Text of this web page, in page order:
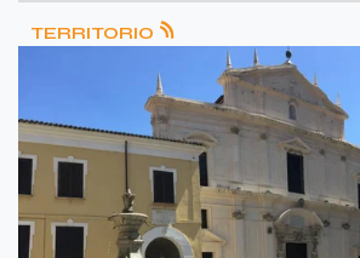
TERRITORIO